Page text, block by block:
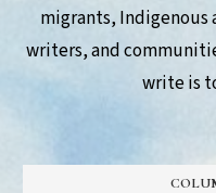
migrants, Indigenous
writers, and
write is